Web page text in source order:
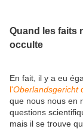
Quand les faits
occulte
En fait, il y a eu
l'Oberlandsgericht
que nous nous en
questions
mais il se trouve